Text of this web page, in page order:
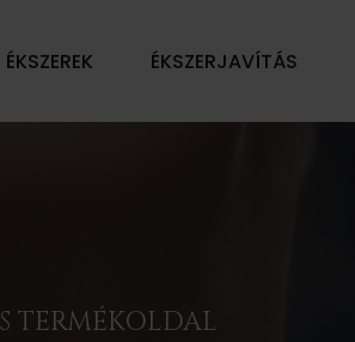
ÉKSZEREK ÉKSZERJAVÍTÁS
TERMÉKOLDAL